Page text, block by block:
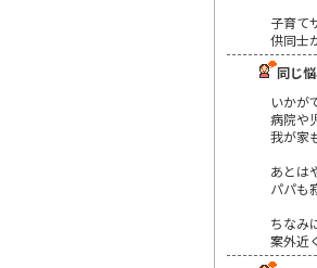
子育て
供同士
同じ
いかが
病院や
我が家
あとは
パパも
ちなみ
案外近